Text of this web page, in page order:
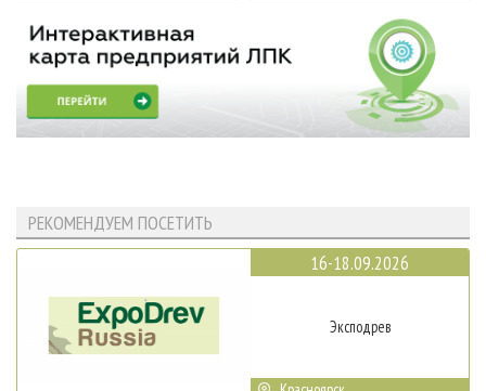
РЕКОМЕНДУЕМ ПОСЕТИТЬ
16-18.09.2026
Эксподрев